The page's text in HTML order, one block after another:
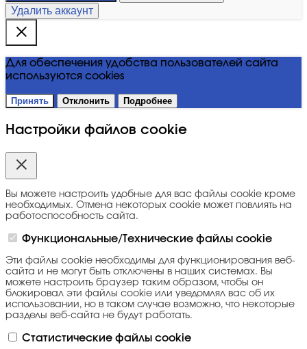
Удалить аккаунт
Для обеспечения удобства пользователей сайта
используются cookies
Принять Отклонить Подробнее
Настройки файлов cookie
Вы можете настроить удобные для вас файлы cookie кроме
необходимых. Отмена некоторых cookie может повлиять на
работоспособность сайта.
Функциональные/Технические файлы cookie
Эти файлы cookie необходимы для функционирования веб-
сайта и не могут быть отключены в наших системах. Вы
можете настроить браузер таким образом, чтобы он
блокировал эти файлы cookie или уведомлял вас об их
использовании, но в таком случае возможно, что некоторые
разделы веб-сайта не будут работать.
Статистические файлы cookie